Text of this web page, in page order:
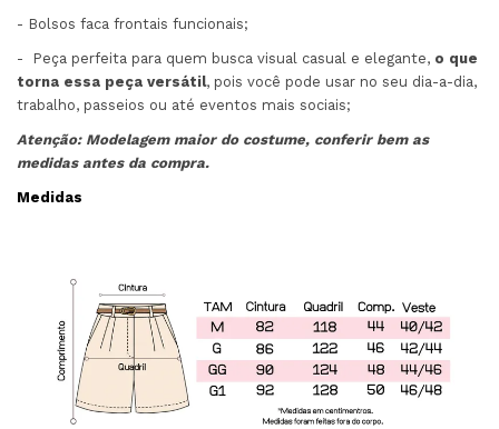
- Bolsos faca frontais funcionais;
- Peça perfeita para quem busca visual casual e elegante, o que
torna essa peça versátil, pois você pode usar no seu dia-a-dia,
trabalho, passeios ou até eventos mais sociais;
Atenção: Modelagem maior do costume, conferir bem as
medidas antes da compra.
Medidas